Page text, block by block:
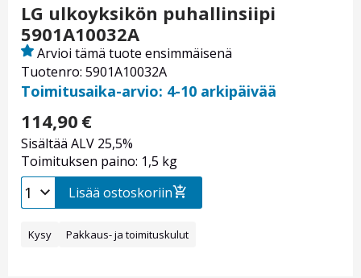
LG ulkoyksikön puhallinsiipi
5901A10032A
Tuotenro: 5901A10032A
Arvioi tämä tuote ensimmäisenä
Toimitusaika-arvio: 4-10 arkipäivää
114,90 €
Sisältää ALV 25,5%
Toimituksen paino: 1,5 kg
Lisää ostoskoriin
Kysy Pakkaus- ja toimituskulut